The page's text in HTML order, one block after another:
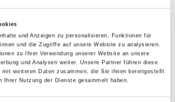
und Anzeigen zu personalisieren, Funktionen für
und die Zugriffe auf unsere Website zu analysieren.
zu Ihrer Verwendung unserer Website an unsere
und Analysen weiter. Unsere Partner führen diese
mit weiteren Daten zusammen, die Sie ihnen bereitgestellt
Ihrer Nutzung der Dienste gesammelt haben.
der Shenshu-Bereiche